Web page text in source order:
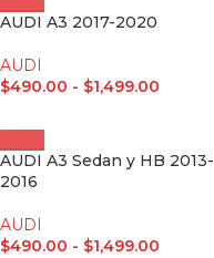
AUDI A3 2017-2020
AUDI
$490.00 - $1,499.00
AUDI A3 Sedan y HB 2013-
2016
AUDI
$490.00 - $1,499.00